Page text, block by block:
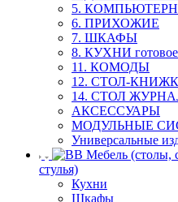
5.
6. ПРИХОЖИЕ
7. ШКАФЫ
8. КУХНИ
11. КОМОДЫ
12. СТОЛ-
14. СТОЛ
АКСЕССУАРЫ
МОДУЛЬНЫЕ
Универсальные
стулья)
Кухни
Шкафы